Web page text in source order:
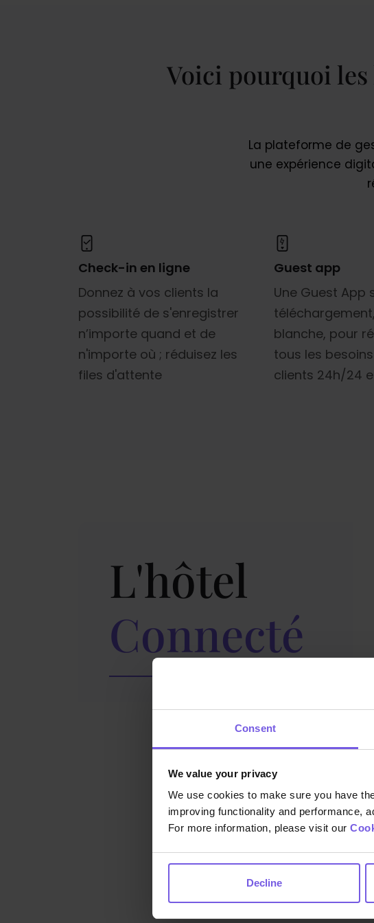
Consent
We value your privacy
We use cookies to make sure you have
improving functionality and performance,
For more information, please visit our
Decline
Voici pourquoi
La plateforme de
une expérience
Check-in en ligne
Donnez à vos clients la
possibilité de s'enregistrer
n’importe quand et de
n'importe où ; réduisez les
files d'attente
Guest app
Une Guest App
blanche, pour
tous les
clients 24h/24
L'hôtel
Connecté